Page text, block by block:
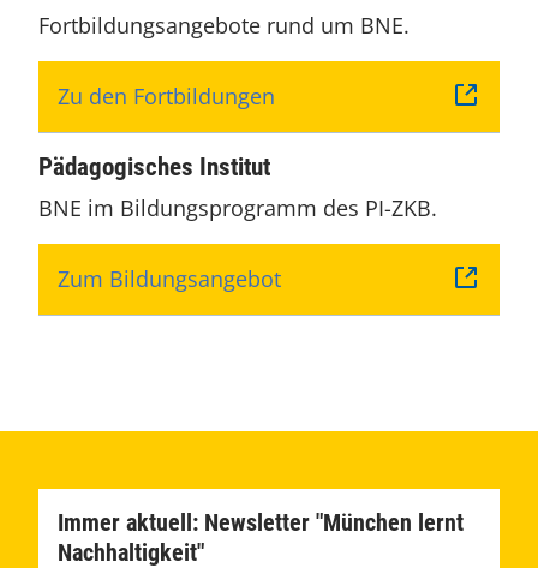
Fortbildungsangebote rund um BNE.
Zu den Fortbildungen
Pädagogisches Institut
BNE im Bildungsprogramm des PI-ZKB.
Zum Bildungsangebot
Immer aktuell: Newsletter "München lernt
Nachhaltigkeit"